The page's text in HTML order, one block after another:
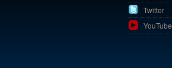
Twitter
YouTube